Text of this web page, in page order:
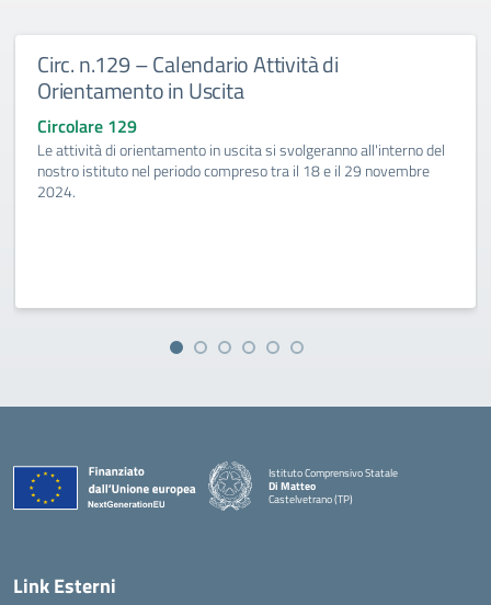
Circ. n.129 – Calendario Attività di
Orientamento in Uscita
Circolare 129
Le attività di orientamento in uscita si svolgeranno all'interno del
nostro istituto nel periodo compreso tra il 18 e il 29 novembre
2024.
Istituto Comprensivo Statale
Di Matteo
Castelvetrano (TP)
Link Esterni